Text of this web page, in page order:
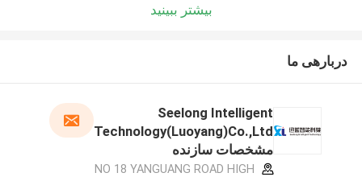
بیشتر ببینید
دربارهی ما
Seelong Intelligent
Technology(Luoyang)Co.,Ltd
مشخصات سازنده
NO 18 YANGUANG ROAD HIGH